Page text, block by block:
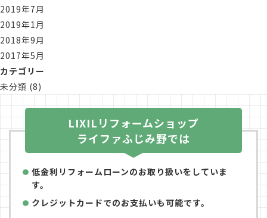
2019年7月
2019年1月
2018年9月
2017年5月
カテゴリー
未分類 (8)
LIXILリフォームショップ
ライファふじみ野では
低金利リフォームローンのお取り扱いをしていま
す。
クレジットカードでのお支払いも可能です。